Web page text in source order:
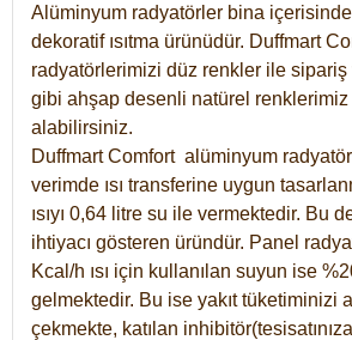
Alüminyum radyatörler bina
dekoratif ısıtma ürünüdür. Duffmart
radyatörlerimizi düz renkler ile
gibi ahşap desenli natürel renklerimiz
alabilirsiniz.
Duffmart Comfort alüminyum
verimde ısı transferine uygun
ısıyı 0,64 litre su ile vermektedir. Bu
ihtiyacı gösteren üründür. Panel
Kcal/h ısı için kullanılan suyun ise
gelmektedir. Bu ise yakıt tüketiminizi
çekmekte, katılan